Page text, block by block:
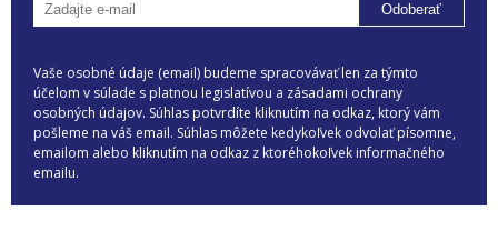
Odoberať
Vaše osobné údaje (email) budeme spracovávať len za týmto
účelom v súlade s platnou legislatívou a zásadami ochrany
osobných údajov. Súhlas potvrdíte kliknutím na odkaz, ktorý vám
pošleme na váš email. Súhlas môžete kedykoľvek odvolať písomne,
emailom alebo kliknutím na odkaz z ktoréhokoľvek informačného
emailu.